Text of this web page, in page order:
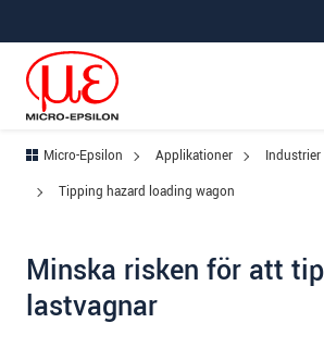
Micro-Epsilon Applikationer Industrier
Tipping hazard loading wagon
Minska risken för att
lastvagnar